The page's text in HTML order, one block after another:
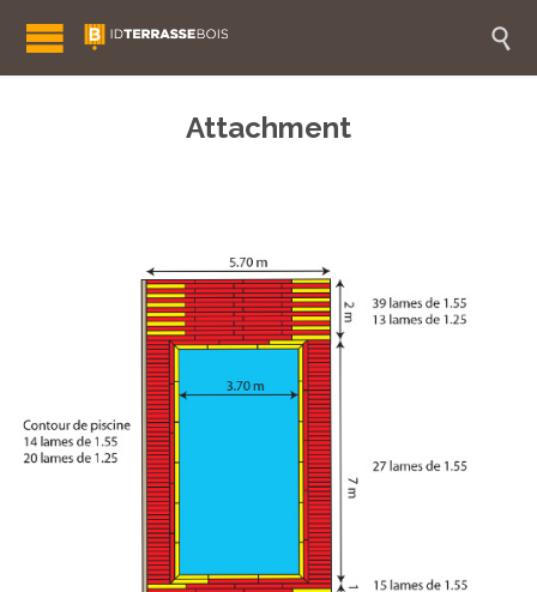

Attachment